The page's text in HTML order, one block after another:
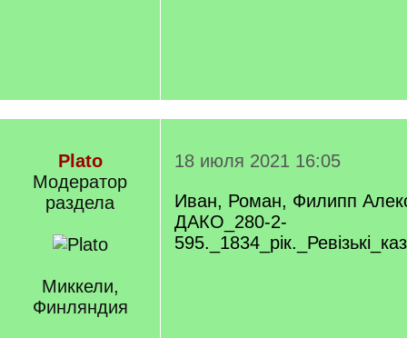
Plato
Модератор
раздела
Миккели,
Финляндия
18 июля 2021 16:05
Иван, Роман, Филипп
ДАКО_280-2-